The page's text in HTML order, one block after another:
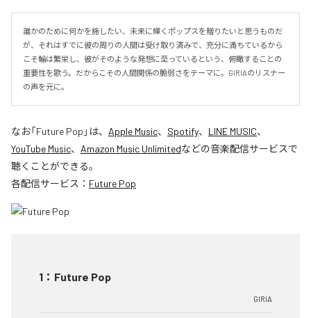
誰かのために何かを施したい、未来に輝くポップスを贈りたいと思うものだ
が、それはすでに彼の周りの人間は受け取り済みで、充分に満ちているから
こそ輪は繁栄し、彼がそのような発想に至っているという、俯瞰することの
重要性を歌う。だからこその人間関係の脆弱さをテーマに。GIRIAのリスナー
の声を元に。
なお「Future Pop 」は、 Apple Music、 Spotify、 LINE MUSIC、
YouTube Music、 Amazon Music Unlimitedなどの音楽配信サービスで
聴くことができる。
各配信サービス： Future Pop
1 ： Future Pop
GIRIA